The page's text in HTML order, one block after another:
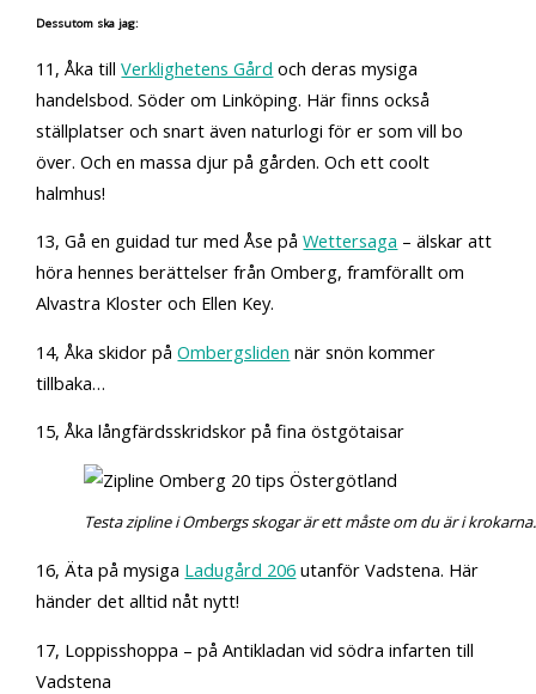
Dessutom ska jag:
11, Åka tillVerklighetens Gård och deras mysiga
handelsbod. Söder om Linköping. Här finns också
ställplatser och snart även naturlogi för er som vill bo
över. Och en massa djur på gården. Och ett coolt
halmhus!
13, Gå en guidad tur med Åse påWettersaga – älskar att
höra hennes berättelser från Omberg, framförallt om
Alvastra Kloster och Ellen Key.
14, Åka skidor påOmbergsliden när snön kommer
tillbaka…
15, Åka långfärdsskridskor på fina östgötaisar
Testa zipline i Ombergs skogar är ett måste om du är i
16, Äta på mysiga Ladugård 206 utanför Vadstena. Här
händer det alltid nåt nytt!
17, Loppisshoppa – på Antikladan vid södra infarten till
Vadstena